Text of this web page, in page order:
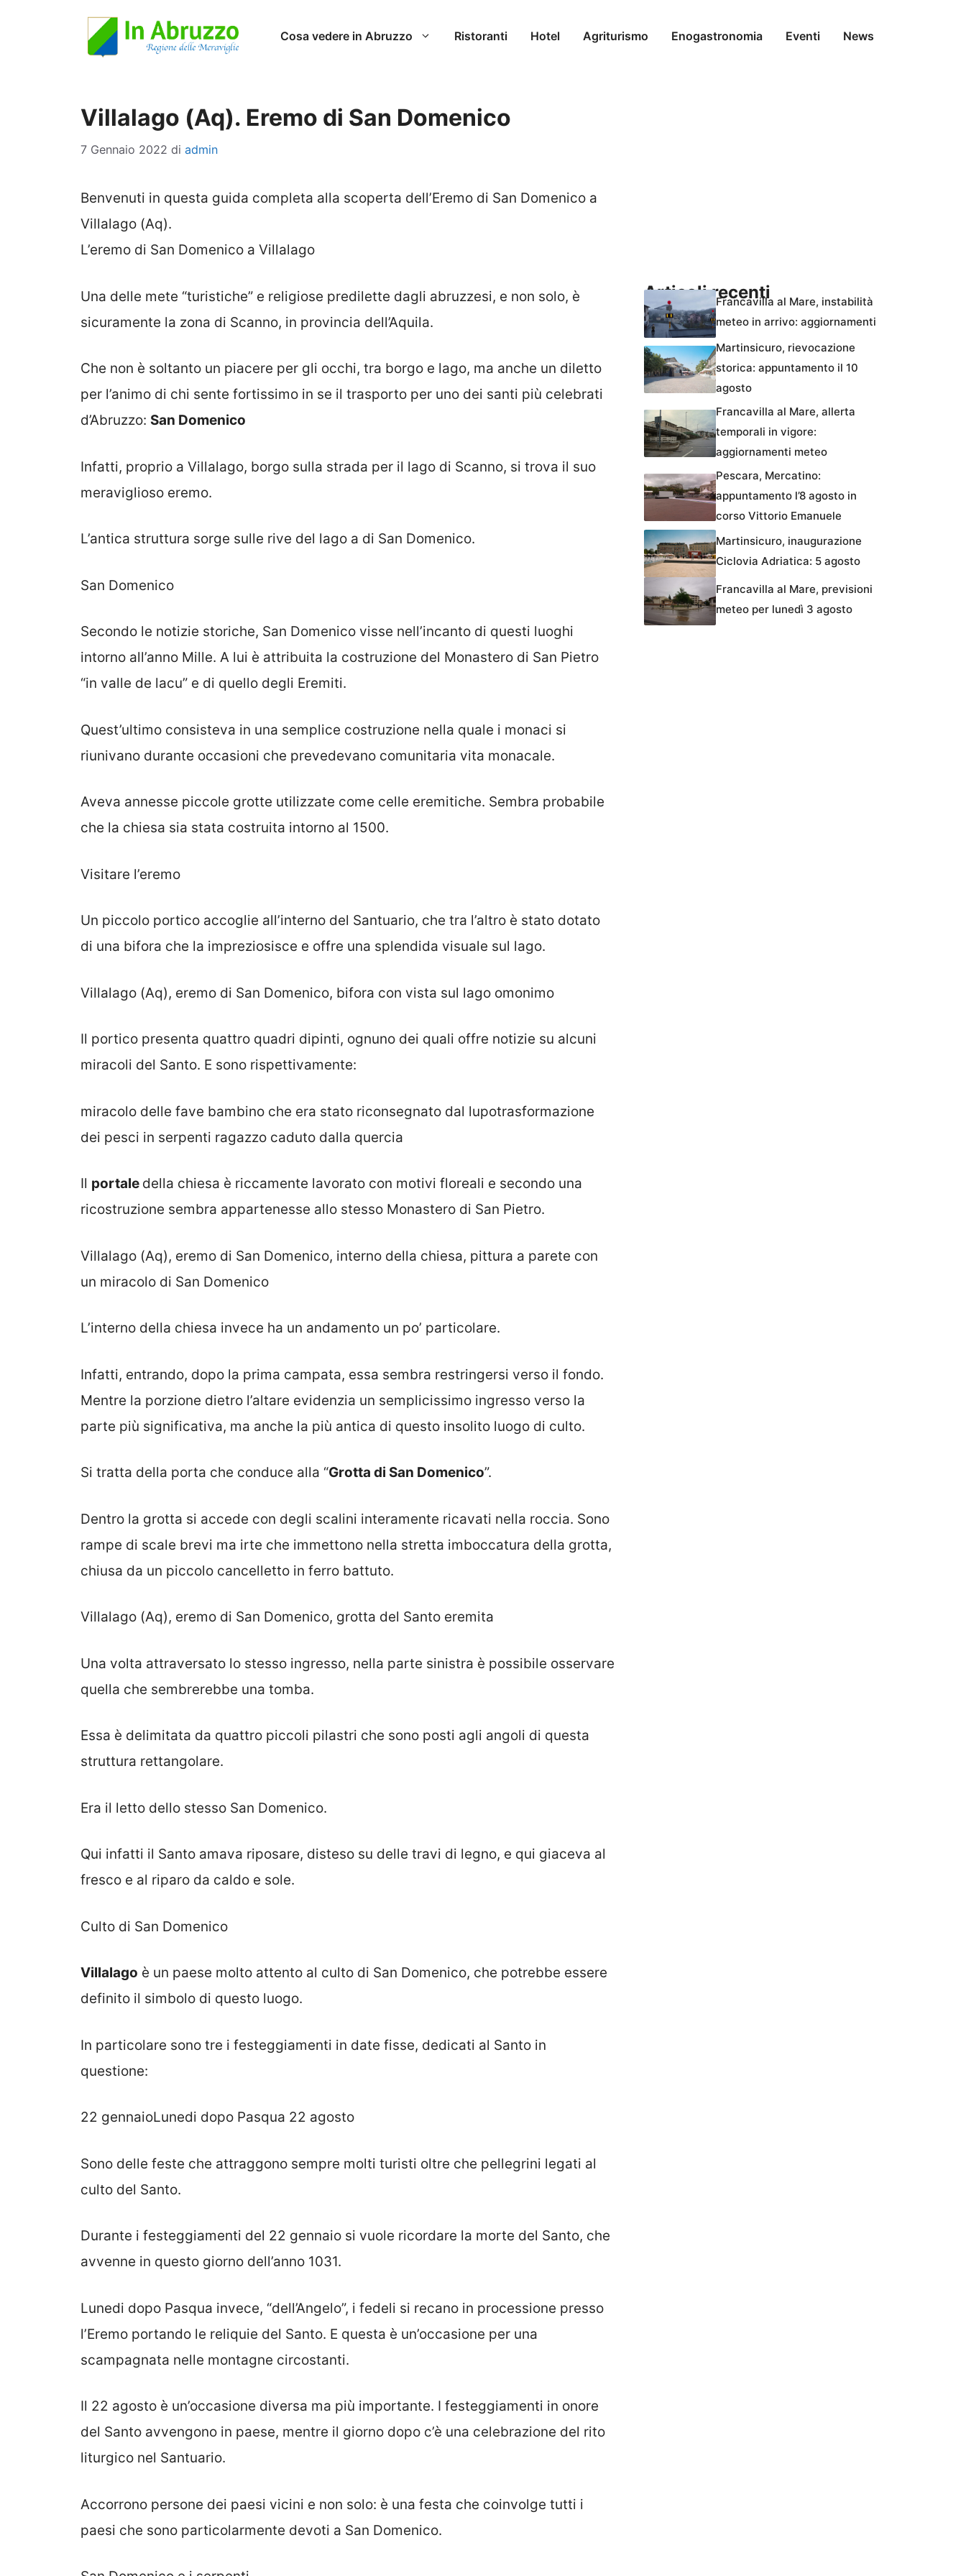
Cosa vedere in Abruzzo Ristoranti Hotel Agriturismo Enogastronomia Eventi News
Villalago (Aq). Eremo di San Domenico
7 Gennaio 2022 di admin
Benvenuti in questa guida completa alla scoperta dell’Eremo di San Domenico a
Villalago (Aq).
L’eremo di San Domenico a Villalago
Una delle mete “turistiche” e religiose predilette dagli abruzzesi, e non solo, è
sicuramente la zona di Scanno, in provincia dell’Aquila.
Che non è soltanto un piacere per gli occhi, tra borgo e lago, ma anche un diletto
per l’animo di chi sente fortissimo in se il trasporto per uno dei santi più celebrati
d’Abruzzo: San Domenico
Infatti, proprio a Villalago, borgo sulla strada per il lago di Scanno, si trova il suo
meraviglioso eremo.
L’antica struttura sorge sulle rive del lago a di San Domenico.
San Domenico
Secondo le notizie storiche, San Domenico visse nell’incanto di questi luoghi
intorno all’anno Mille. A lui è attribuita la costruzione del Monastero di San Pietro
“in valle de lacu” e di quello degli Eremiti.
Quest’ultimo consisteva in una semplice costruzione nella quale i monaci si
riunivano durante occasioni che prevedevano comunitaria vita monacale.
Aveva annesse piccole grotte utilizzate come celle eremitiche. Sembra probabile
che la chiesa sia stata costruita intorno al 1500.
Visitare l’eremo
Un piccolo portico accoglie all’interno del Santuario, che tra l’altro è stato dotato
di una bifora che la impreziosisce e offre una splendida visuale sul lago.
Villalago (Aq), eremo di San Domenico, bifora con vista sul lago omonimo
Il portico presenta quattro quadri dipinti, ognuno dei quali offre notizie su alcuni
miracoli del Santo. E sono rispettivamente:
miracolo delle fave bambino che era stato riconsegnato dal lupotrasformazione
dei pesci in serpenti ragazzo caduto dalla quercia
Il portale della chiesa è riccamente lavorato con motivi floreali e secondo una
ricostruzione sembra appartenesse allo stesso Monastero di San Pietro.
Villalago (Aq), eremo di San Domenico, interno della chiesa, pittura a parete con
un miracolo di San Domenico
L’interno della chiesa invece ha un andamento un po’ particolare.
Infatti, entrando, dopo la prima campata, essa sembra restringersi verso il fondo.
Mentre la porzione dietro l’altare evidenzia un semplicissimo ingresso verso la
parte più significativa, ma anche la più antica di questo insolito luogo di culto.
Si tratta della porta che conduce alla “Grotta di San Domenico”.
Dentro la grotta si accede con degli scalini interamente ricavati nella roccia. Sono
rampe di scale brevi ma irte che immettono nella stretta imboccatura della grotta,
chiusa da un piccolo cancelletto in ferro battuto.
Villalago (Aq), eremo di San Domenico, grotta del Santo eremita
Una volta attraversato lo stesso ingresso, nella parte sinistra è possibile osservare
quella che sembrerebbe una tomba.
Essa è delimitata da quattro piccoli pilastri che sono posti agli angoli di questa
struttura rettangolare.
Era il letto dello stesso San Domenico.
Qui infatti il Santo amava riposare, disteso su delle travi di legno, e qui giaceva al
fresco e al riparo da caldo e sole.
Culto di San Domenico
Villalago è un paese molto attento al culto di San Domenico, che potrebbe essere
definito il simbolo di questo luogo.
In particolare sono tre i festeggiamenti in date fisse, dedicati al Santo in
questione:
22 gennaioLunedi dopo Pasqua 22 agosto
Sono delle feste che attraggono sempre molti turisti oltre che pellegrini legati al
culto del Santo.
Durante i festeggiamenti del 22 gennaio si vuole ricordare la morte del Santo, che
avvenne in questo giorno dell’anno 1031.
Lunedi dopo Pasqua invece, “dell’Angelo”, i fedeli si recano in processione presso
l’Eremo portando le reliquie del Santo. E questa è un’occasione per una
scampagnata nelle montagne circostanti.
Il 22 agosto è un’occasione diversa ma più importante. I festeggiamenti in onore
del Santo avvengono in paese, mentre il giorno dopo c’è una celebrazione del rito
liturgico nel Santuario.
Accorrono persone dei paesi vicini e non solo: è una festa che coinvolge tutti i
paesi che sono particolarmente devoti a San Domenico.
Articoli recentiFrancavilla al Mare, instabilità
meteo in arrivo: aggiornamenti
Martinsicuro, rievocazione
storica: appuntamento il 10
agosto
Francavilla al Mare, allerta
temporali in vigore:
aggiornamenti meteo
Pescara, Mercatino:
appuntamento l’8 agosto in
corso Vittorio Emanuele
Martinsicuro, inaugurazione
Ciclovia Adriatica: 5 agosto
Francavilla al Mare, previsioni
meteo per lunedì 3 agosto